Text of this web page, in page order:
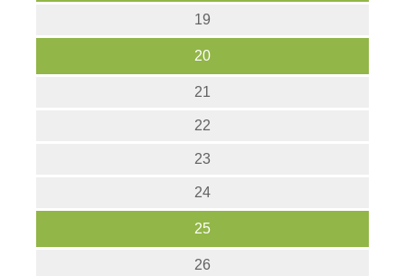
19
20
21
22
23
24
25
26